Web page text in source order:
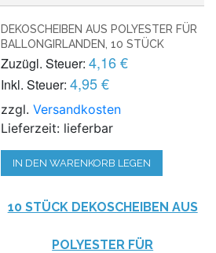
DEKOSCHEIBEN AUS POLYESTER FÜR
BALLONGIRLANDEN, 10 STÜCK
Zuzügl. Steuer: 4,16 €
Inkl. Steuer: 4,95 €
zzgl.Versandkosten
Lieferzeit: lieferbar
IN DEN WARENKORB LEGEN
10 STÜCK DEKOSCHEIBEN AUS
POLYESTER FÜR